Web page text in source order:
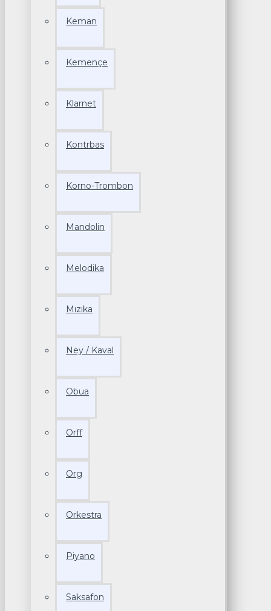
Keman
Kemençe
Klarnet
Kontrbas
Korno-Trombon
Mandolin
Melodika
Mızıka
Ney / Kaval
Obua
Orff
Org
Orkestra
Piyano
Saksafon